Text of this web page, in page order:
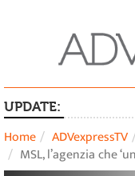
UPDATE:
Home ADVexpressTV
MSL, l’agenzia che